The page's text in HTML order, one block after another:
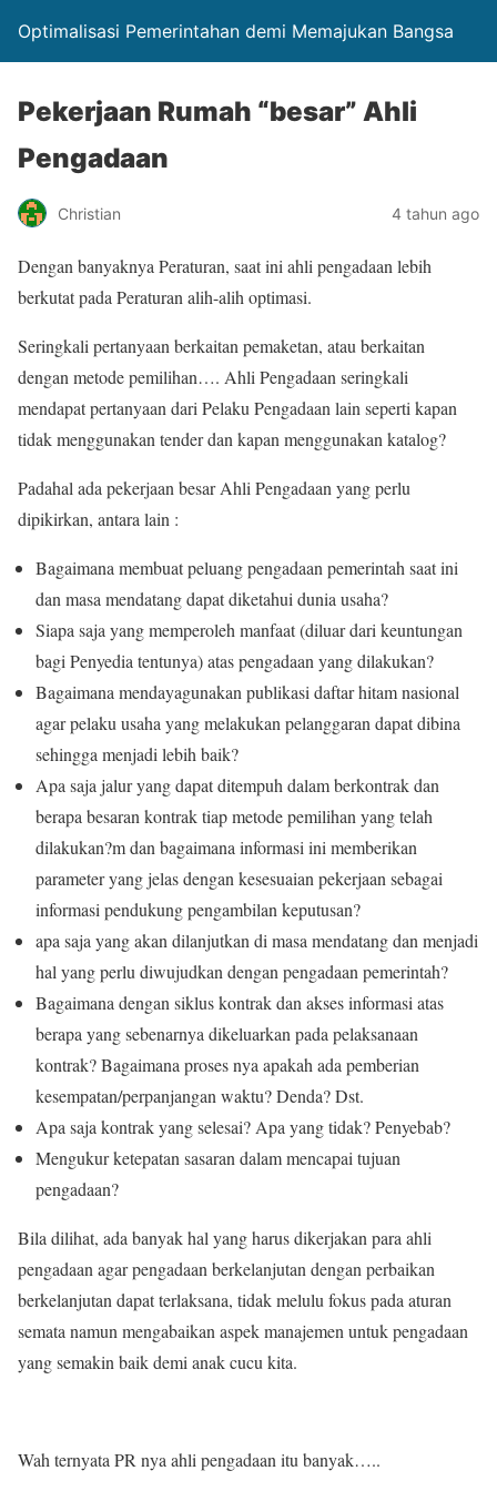
Optimalisasi Pemerintahan demi Memajukan Bangsa
Pekerjaan Rumah “besar” Ahli
Pengadaan
Christian 4 tahun ago
Dengan banyaknya Peraturan, saat ini ahli pengadaan lebih
berkutat pada Peraturan alih-alih optimasi.
Seringkali pertanyaan berkaitan pemaketan, atau berkaitan
dengan metode pemilihan…. Ahli Pengadaan seringkali
mendapat pertanyaan dari Pelaku Pengadaan lain seperti kapan
tidak menggunakan tender dan kapan menggunakan katalog?
Padahal ada pekerjaan besar Ahli Pengadaan yang perlu
dipikirkan, antara lain :
Bagaimana membuat peluang pengadaan pemerintah saat ini
dan masa mendatang dapat diketahui dunia usaha?
Siapa saja yang memperoleh manfaat (diluar dari keuntungan
bagi Penyedia tentunya) atas pengadaan yang dilakukan?
Bagaimana mendayagunakan publikasi daftar hitam nasional
agar pelaku usaha yang melakukan pelanggaran dapat dibina
sehingga menjadi lebih baik?
Apa saja jalur yang dapat ditempuh dalam berkontrak dan
berapa besaran kontrak tiap metode pemilihan yang telah
dilakukan?m dan bagaimana informasi ini memberikan
parameter yang jelas dengan kesesuaian pekerjaan sebagai
informasi pendukung pengambilan keputusan?
apa saja yang akan dilanjutkan di masa mendatang dan menjadi
hal yang perlu diwujudkan dengan pengadaan pemerintah?
Bagaimana dengan siklus kontrak dan akses informasi atas
berapa yang sebenarnya dikeluarkan pada pelaksanaan
kontrak? Bagaimana proses nya apakah ada pemberian
kesempatan/perpanjangan waktu? Denda? Dst.
Apa saja kontrak yang selesai? Apa yang tidak? Penyebab?
Mengukur ketepatan sasaran dalam mencapai tujuan
pengadaan?
Bila dilihat, ada banyak hal yang harus dikerjakan para ahli
pengadaan agar pengadaan berkelanjutan dengan perbaikan
berkelanjutan dapat terlaksana, tidak melulu fokus pada aturan
semata namun mengabaikan aspek manajemen untuk pengadaan
yang semakin baik demi anak cucu kita.
Wah ternyata PR nya ahli pengadaan itu banyak…..